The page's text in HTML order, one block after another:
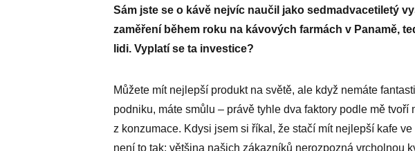
Sám jste se o kávě nejvíc naučil jako sedmadvacetiletý
zaměření během roku na kávových farmách v Panamě,
lidi. Vyplatí se ta investice?
Můžete mít nejlepší produkt na světě, ale když nemáte
podniku, máte smůlu – právě tyhle dva faktory podle mě
z konzumace. Kdysi jsem si říkal, že stačí mít nejlepší kafe
není to tak: většina našich zákazníků nerozpozná vrcholnou